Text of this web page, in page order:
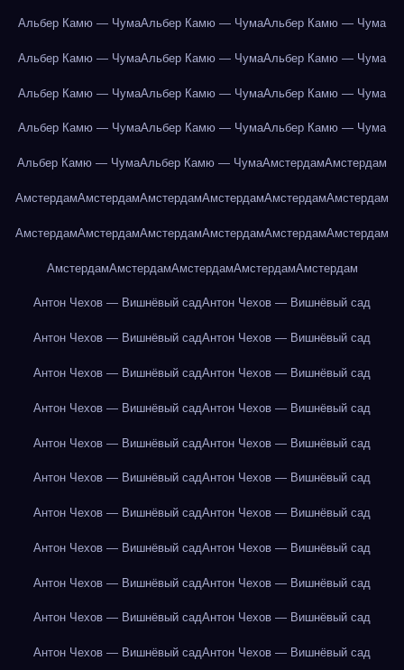
Альбер Камю — ЧумаАльбер Камю — ЧумаАльбер Камю — Чума
Альбер Камю — ЧумаАльбер Камю — ЧумаАльбер Камю — Чума
Альбер Камю — ЧумаАльбер Камю — ЧумаАльбер Камю — Чума
Альбер Камю — ЧумаАльбер Камю — ЧумаАльбер Камю — Чума
Альбер Камю — ЧумаАльбер Камю — ЧумаАмстердамАмстердам
АмстердамАмстердамАмстердамАмстердамАмстердамАмстердам
АмстердамАмстердамАмстердамАмстердамАмстердамАмстердам
АмстердамАмстердамАмстердамАмстердамАмстердам
Антон Чехов — Вишнёвый садАнтон Чехов — Вишнёвый сад
Антон Чехов — Вишнёвый садАнтон Чехов — Вишнёвый сад
Антон Чехов — Вишнёвый садАнтон Чехов — Вишнёвый сад
Антон Чехов — Вишнёвый садАнтон Чехов — Вишнёвый сад
Антон Чехов — Вишнёвый садАнтон Чехов — Вишнёвый сад
Антон Чехов — Вишнёвый садАнтон Чехов — Вишнёвый сад
Антон Чехов — Вишнёвый садАнтон Чехов — Вишнёвый сад
Антон Чехов — Вишнёвый садАнтон Чехов — Вишнёвый сад
Антон Чехов — Вишнёвый садАнтон Чехов — Вишнёвый сад
Антон Чехов — Вишнёвый садАнтон Чехов — Вишнёвый сад
Антон Чехов — Вишнёвый садАнтон Чехов — Вишнёвый сад